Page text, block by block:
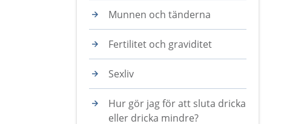
Munnen och tänderna
Fertilitet och graviditet
Sexliv
Hur gör jag för att sluta dricka
eller dricka mindre?